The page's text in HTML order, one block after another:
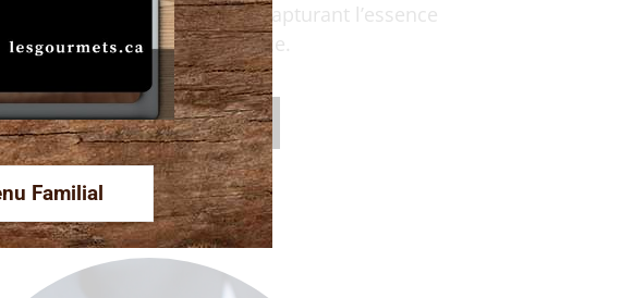
un duo harmonieux, capturant l’essence
même de notre belle province.
Fromages & Charcuteries
Familial